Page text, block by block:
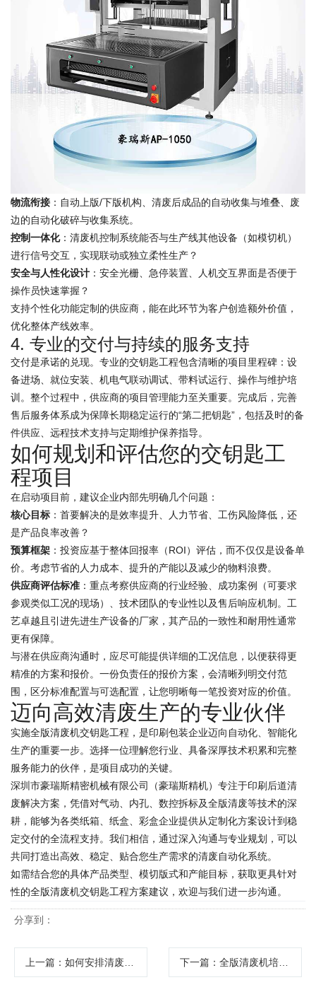
物流衔接 ：自动上版/下版机构、清废后成品的自动收集与堆叠、废
边的自动化破碎与收集系统。
控制一体化：清废机控制系统能否与生产线其他设备（如模切机）
进行信号交互，实现联动或独立柔性生产？
安全与人性化设计 ：安全光栅、急停装置、人机交互界面是否便于
操作员快速掌握？
支持个性化功能定制的供应商，能在此环节为客户创造额外价值，
优化整体产线效率。
4. 专业的交付与持续的服务支持
交付是承诺的兑现。专业的交钥匙工程包含清晰的项目里程碑：设
备进场、就位安装、机电气联动调试、带料试运行、操作与维护培
训。整个过程中，供应商的项目管理能力至关重要。完成后，完善
售后服务体系成为保障长期稳定运行的“第二把钥匙”，包括及时的备
件供应、远程技术支持与定期维护保养指导。
如何规划和评估您的交钥匙工
程项目
在启动项目前，建议企业内部先明确几个问题：
核心目标 ：首要解决的是效率提升、人力节省、工伤风险降低，还
是产品良率改善？
预算框架 ：投资应基于整体回报率（ROI）评估，而不仅仅是设备单
价。考虑节省的人力成本、提升的产能以及减少的物料浪费。
供应商评估标准 ：重点考察供应商的行业经验、成功案例（可要求
参观类似工况的现场）、技术团队的专业性以及售后响应机制。工
艺卓越且引进先进生产设备的厂家，其产品的一致性和耐用性通常
更有保障。
与潜在供应商沟通时，应尽可能提供详细的工况信息，以便获得更
精准的方案和报价。一份负责任的报价方案，会清晰列明交付范
围，区分标准配置与可选配置，让您明晰每一笔投资对应的价值。
迈向高效清废生产的专业伙伴
实施全版清废机交钥匙工程，是印刷包装企业迈向自动化、智能化
生产的重要一步。选择一位理解您行业、具备深厚技术积累和完整
服务能力的伙伴，是项目成功的关键。
深圳市豪瑞斯精密机械有限公司（豪瑞斯精机）专注于印刷后道清
废解决方案，凭借对气动、内孔、数控拆标及全版清废等技术的深
耕，能够为各类纸箱、纸盒、彩盒企业提供从定制化方案设计到稳
定交付的全流程支持。我们相信，通过深入沟通与专业规划，可以
共同打造出高效、稳定、贴合您生产需求的清废自动化系统。
如需结合您的具体产品类型、模切版式和产能目标，获取更具针对
性的全版清废机交钥匙工程方案建议，欢迎与我们进一步沟通。
分享到：
上一篇 ：如何安排清废机厂家试用体验？一次搞懂试机要点与避坑指南 下一篇 ：全版清废机培训手册核心内容与高效操作指南